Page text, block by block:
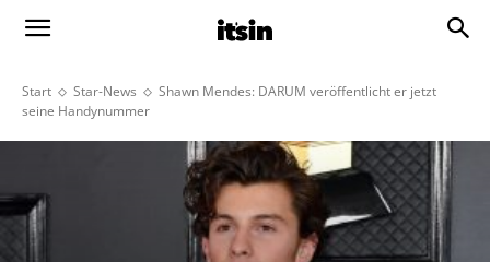
Start Star-News
Shawn Mendes: DARUM veröffentlicht er jetzt
seine Handynummer